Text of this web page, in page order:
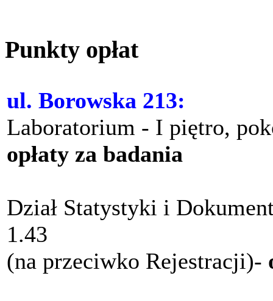
Punkty opłat
ul. Borowska 213:
Laboratorium - I piętro,
opłaty za badania
Dział Statystyki i
1.43
(na przeciwko Rejestracji)-